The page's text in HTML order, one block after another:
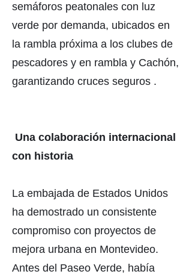
semáforos peatonales con luz
verde por demanda, ubicados en
la rambla próxima a los clubes de
pescadores y en rambla y Cachón,
garantizando cruces seguros .
Una colaboración internacional
con historia
La embajada de Estados Unidos
ha demostrado un consistente
compromiso con proyectos de
mejora urbana en Montevideo.
Antes del Paseo Verde, había